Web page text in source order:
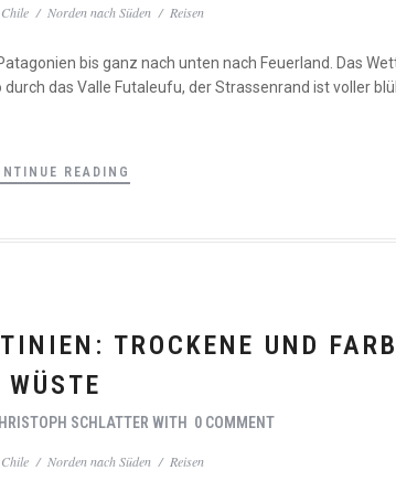
Chile / Norden nach Süden / Reisen
bis ganz nach unten nach Feuerland. Das
das Valle Futaleufu, der Strassenrand ist voller
READING
TROCKENE UND
WÜSTE
SCHLATTER WITH 0 COMMENT
Chile / Norden nach Süden / Reisen